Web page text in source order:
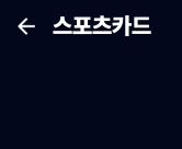
스포츠카드